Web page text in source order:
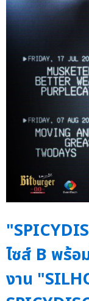
ไซส์ B พร้
งาน